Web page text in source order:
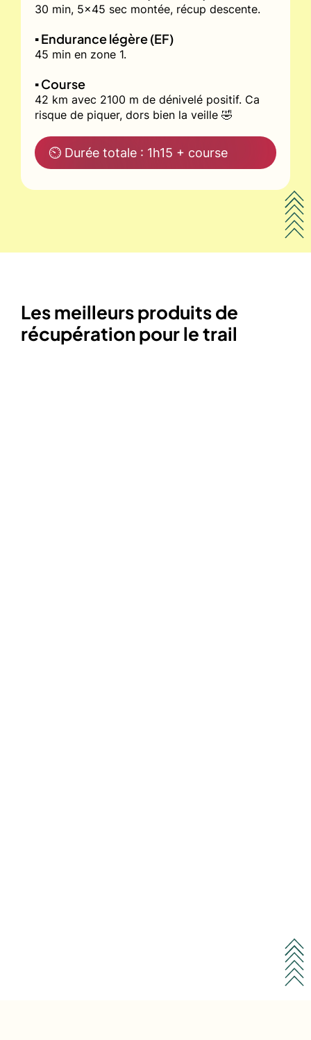
30 min, 5x45 sec montée, récup descente.
▪️ Endurance légère (EF)
45 min en zone 1.
▪️ Course
42 km avec 2100 m de dénivelé positif. Ca
risque de piquer, dors bien la veille 🤣
⏲ Durée totale : 1h15 + course
Les meilleurs produits de
récupération pour le trail